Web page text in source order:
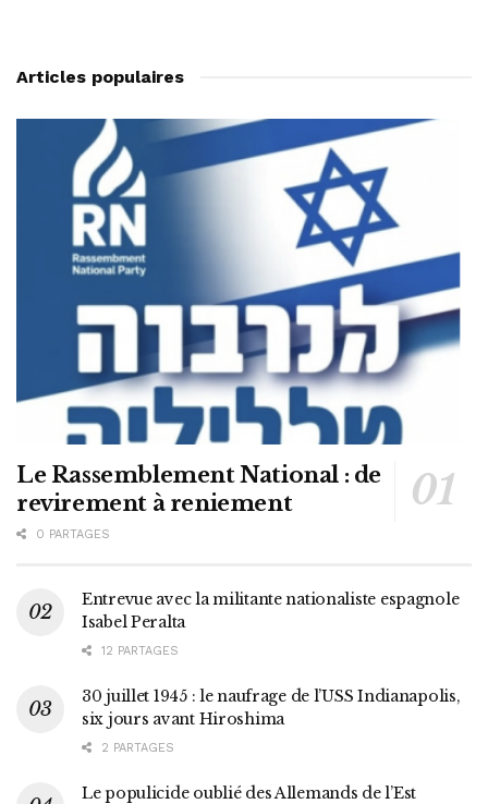
Articles populaires
Le Rassemblement National : de
revirement à reniement
0 PARTAGES
Entrevue avec la militante nationaliste espagnole
Isabel Peralta
12 PARTAGES
30 juillet 1945 : le naufrage de l’USS Indianapolis,
six jours avant Hiroshima
2 PARTAGES
Le populicide oublié des Allemands de l’Est